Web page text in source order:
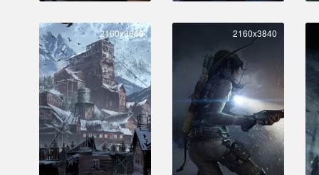
2160x3840 2160x3840